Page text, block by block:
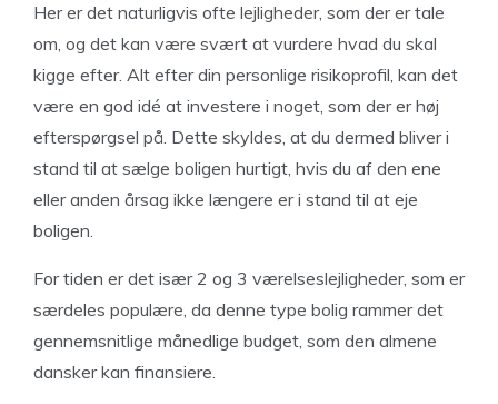
Her er det naturligvis ofte lejligheder, som der er tale
om, og det kan være svært at vurdere hvad du skal
kigge efter. Alt efter din personlige risikoprofil, kan det
være en god idé at investere i noget, som der er høj
efterspørgsel på. Dette skyldes, at du dermed bliver i
stand til at sælge boligen hurtigt, hvis du af den ene
eller anden årsag ikke længere er i stand til at eje
boligen.
For tiden er det især 2 og 3 værelseslejligheder, som er
særdeles populære, da denne type bolig rammer det
gennemsnitlige månedlige budget, som den almene
dansker kan finansiere.